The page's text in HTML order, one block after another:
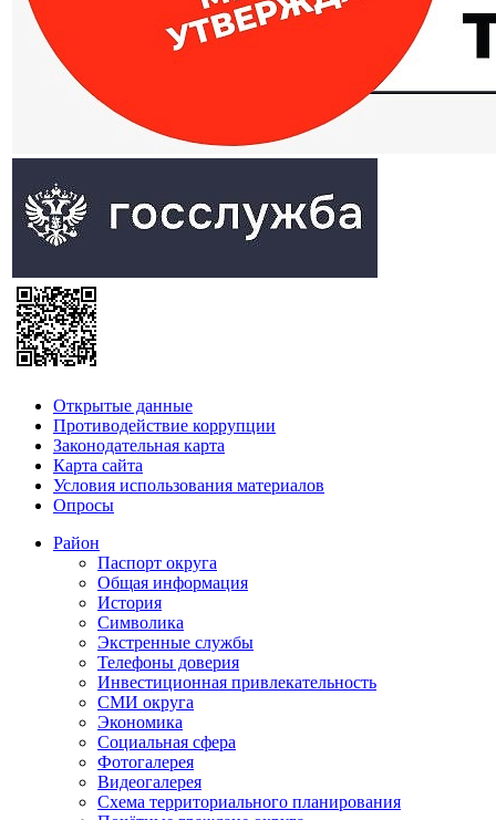
Открытые данные
Противодействие коррупции
Законодательная карта
Карта сайта
Условия использования материалов
Опросы
Район
Паспорт округа
Общая информация
История
Символика
Экстренные службы
Телефоны доверия
Инвестиционная привлекательность
СМИ округа
Экономика
Социальная сфера
Фотогалерея
Видеогалерея
Схема территориального планирования